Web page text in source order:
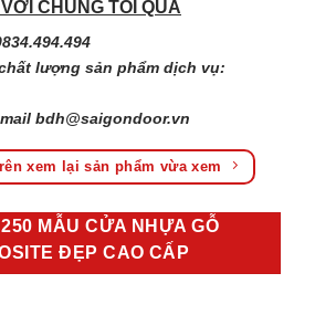
CHÚNG TÔI QUA
lượng sản phẩm dịch vụ:
bdh@saigondoor.vn
xem lại sản phẩm vừa xem
MẪU CỬA NHỰA GỖ
ĐẸP CAO CẤP